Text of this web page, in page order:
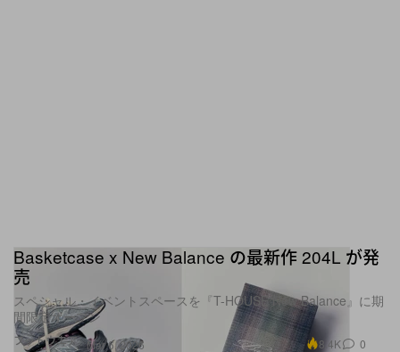
フットウエア
Basketcase x New Balance の最新作 204L が発
売
スペシャル・イベントスペースを『T-HOUSE New Balance』に期
間限定オープン
Mar 6, 2026 8.4K 0